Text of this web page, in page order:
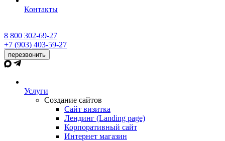
Контакты
8 800 302-69-27
+7 (903) 403-59-27
перезвонить
Услуги
Создание сайтов
Сайт визитка
Лендинг (Landing page)
Корпоративный сайт
Интернет магазин